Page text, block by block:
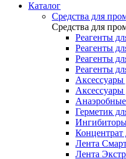
Каталог
Средства для
Средства для
Реагенты
Реагенты
Реагенты
Реагенты
Аксессуары
Герметик
Концентрат
Лента
Лента